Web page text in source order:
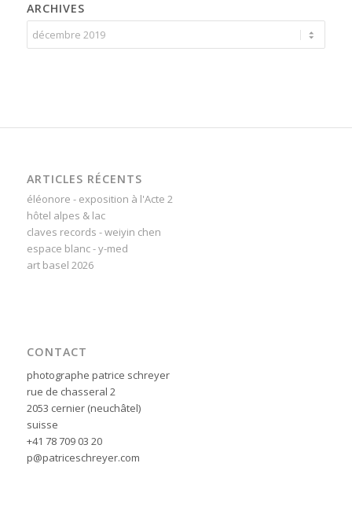
ARCHIVES
ARTICLES RÉCENTS
éléonore - exposition à l'Acte 2
hôtel alpes & lac
claves records - weiyin chen
espace blanc - y-med
art basel 2026
CONTACT
photographe patrice schreyer
rue de chasseral 2
2053 cernier (neuchâtel)
suisse
+41 78 709 03 20
p@patriceschreyer.com